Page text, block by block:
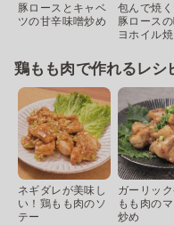
豚ロースとキャベ
ツの甘辛味噌炒め
包んで焼く
豚ロース
ヨホイル焼
鶏もも肉で作れるレシ
ネギダレが美味し
い！鶏もも肉のソ
テー
ガーリッ
もも肉の
炒め